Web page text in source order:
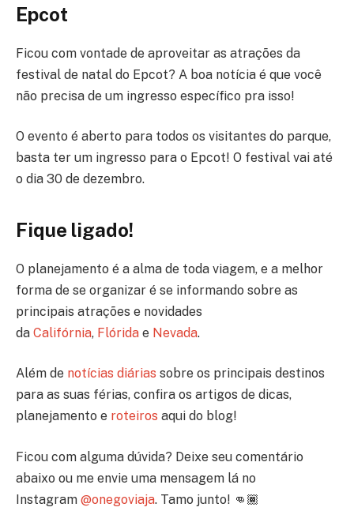
Epcot
Ficou com vontade de aproveitar as atrações da
festival de natal do Epcot? A boa notícia é que você
não precisa de um ingresso específico pra isso!
O evento é aberto para todos os visitantes do parque,
basta ter um ingresso para o Epcot! O festival vai até
o dia 30 de dezembro.
Fique ligado!
O planejamento é a alma de toda viagem, e a melhor
forma de se organizar é se informando sobre as
principais atrações e novidades
da Califórnia, Flórida e Nevada.
Além de notícias diárias sobre os principais destinos
para as suas férias, confira os artigos de dicas,
planejamento e roteiros aqui do blog!
Ficou com alguma dúvida? Deixe seu comentário
abaixo ou me envie uma mensagem lá no
Instagram @onegoviaja. Tamo junto! 👊🏾